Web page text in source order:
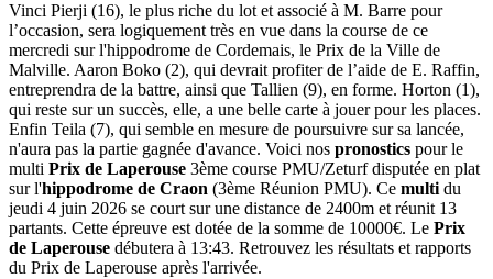
Vinci Pierji (16), le plus riche du lot et associé à M. Barre pour
l’occasion, sera logiquement très en vue dans la course de ce
mercredi sur l'hippodrome de Cordemais, le Prix de la Ville de
Malville. Aaron Boko (2), qui devrait profiter de l’aide de E. Raffin,
entreprendra de la battre, ainsi que Tallien (9), en forme. Horton (1),
qui reste sur un succès, elle, a une belle carte à jouer pour les places.
Enfin Teila (7), qui semble en mesure de poursuivre sur sa lancée,
n'aura pas la partie gagnée d'avance. Voici nos pronostics pour le
multi Prix de Laperouse 3ème course PMU/Zeturf disputée en plat
sur l'hippodrome de Craon (3ème Réunion PMU). Ce multi du
jeudi 4 juin 2026 se court sur une distance de 2400m et réunit 13
partants. Cette épreuve est dotée de la somme de 10000€. Le Prix
de Laperouse débutera à 13:43. Retrouvez les résultats et rapports
du Prix de Laperouse après l'arrivée.